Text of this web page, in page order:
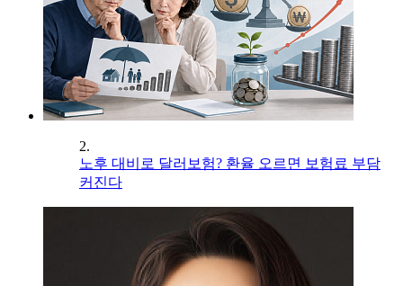
2.
노후 대비로 달러보험? 환율 오르면 보험료 부담
커진다